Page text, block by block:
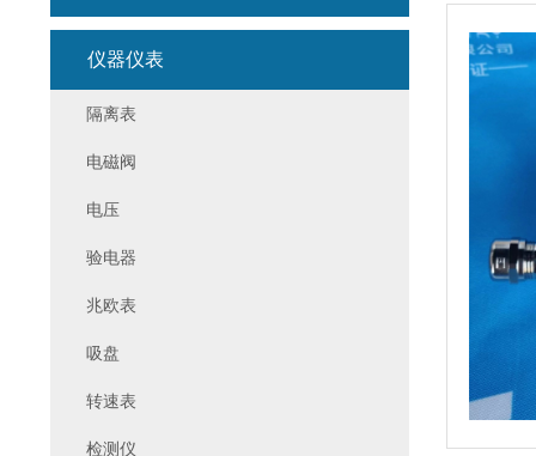
仪器仪表
隔离表
电磁阀
电压
验电器
兆欧表
吸盘
转速表
检测仪